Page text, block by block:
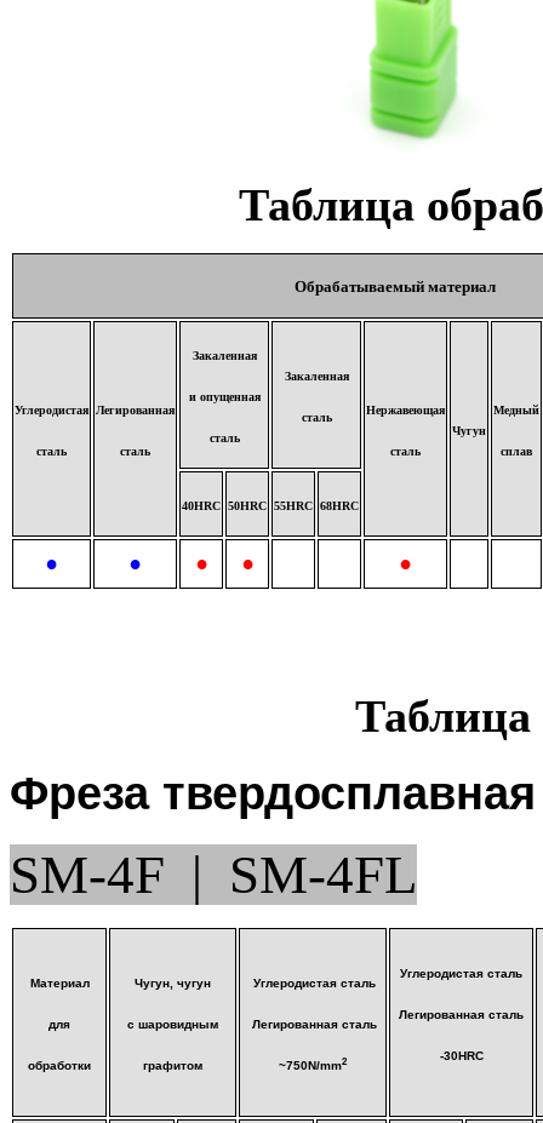
Таблица
Обрабатываемый материал
Углеродистая
сталь
Легированная
сталь
Закаленная
и опущенная
сталь
Закаленная
сталь
Нержавеющая
сталь
Чугун
Медный
сплав
40HRС 50HRC 55HRC 68HRC
• • • • •
Фреза твердосплавная
SM-4F | SM-4FL
Материал
для
обработки
Чугун, чугун
с шаровидным
графитом
Углеродистая сталь
Легированная сталь
~750N/mm2
Углеродистая сталь
Легированная сталь
-30HRC